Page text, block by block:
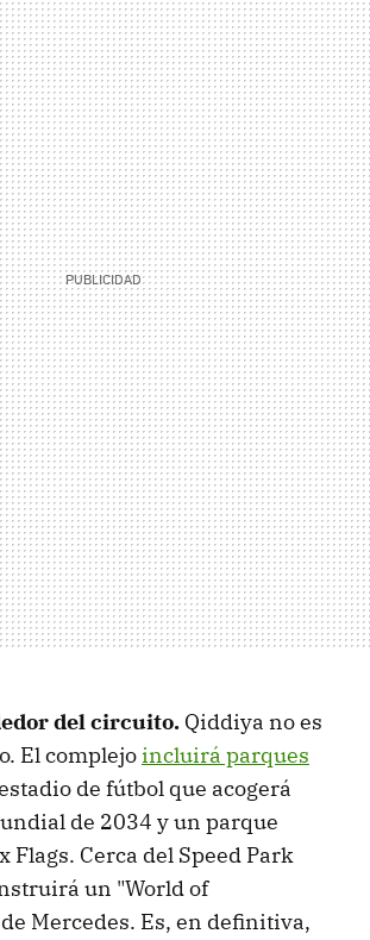
del circuito. Qiddiya no es
El complejoincluirá parques
de fútbol que acogerá
de 2034 y un parque
Flags. Cerca del Speed Park
un "World of
Mercedes. Es, en definitiva,